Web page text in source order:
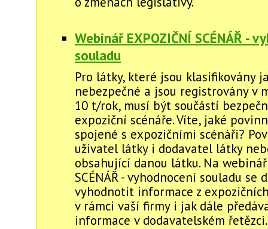
Webinář EXPOZIČNÍ SCÉNÁŘ -
souladu
Pro látky, které jsou klasifikovány
nebezpečné a jsou registrovány v
10 t/rok, musí být součástí
expoziční scénáře. Víte, jaké
spojené s expozičními scénáři?
uživatel látky i dodavatel látky
obsahující danou látku. Na
SCÉNÁŘ - vyhodnocení souladu se
vyhodnotit informace z
v rámci vaší firmy i jak dále
informace v dodavatelském řetězci.